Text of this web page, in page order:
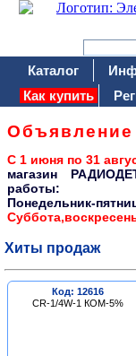
Каталог
Как купить
Объявление
С 1 июня по 31
магазин
работы:
Понедельник-
Хиты продаж
Код: 12616
CR-1/4W-1 КОМ-5%